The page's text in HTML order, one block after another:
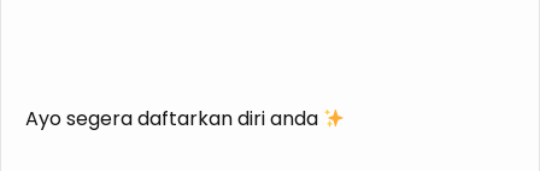
Ayo segera daftarkan diri anda